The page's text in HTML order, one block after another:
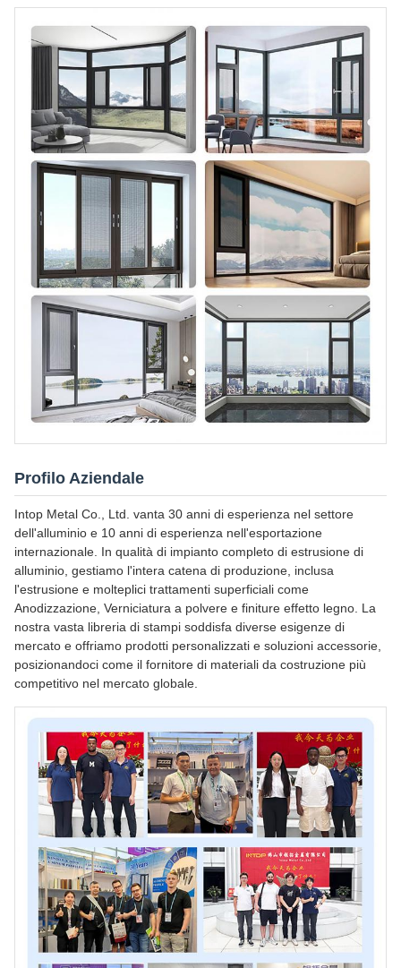
Profilo Aziendale
Intop Metal Co., Ltd. vanta 30 anni di esperienza nel settore
dell'alluminio e 10 anni di esperienza nell'esportazione
internazionale. In qualità di impianto completo di estrusione di
alluminio, gestiamo l'intera catena di produzione, inclusa
l'estrusione e molteplici trattamenti superficiali come
Anodizzazione, Verniciatura a polvere e finiture effetto legno. La
nostra vasta libreria di stampi soddisfa diverse esigenze di
mercato e offriamo prodotti personalizzati e soluzioni accessorie,
posizionandoci come il fornitore di materiali da costruzione più
competitivo nel mercato globale.